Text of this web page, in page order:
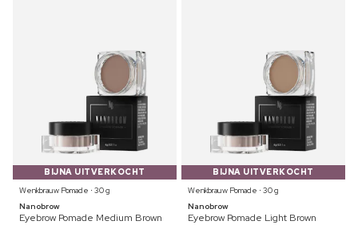
BIJNA UITVERKOCHT
Wenkbrauw Pomade ⋅ 30 g
Nanobrow
Eyebrow Pomade Medium Brown
BIJNA UITVERKOCHT
Wenkbrauw Pomade ⋅ 30 g
Nanobrow
Eyebrow Pomade Light Brown